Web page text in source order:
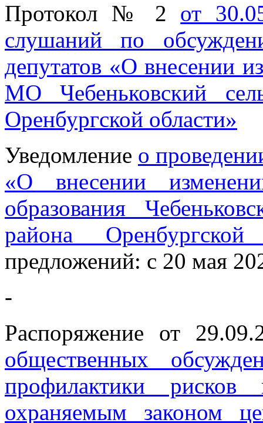
Протокол № 2 от
слушаний по
депутатов «О внесении
МО Чебеньковский
Оренбургской области»
Уведомление о
«О внесении
образования
района Оренбургской
предложений: с 20 мая
-
Распоряжение от
общественных
профилактики
охраняемым законом